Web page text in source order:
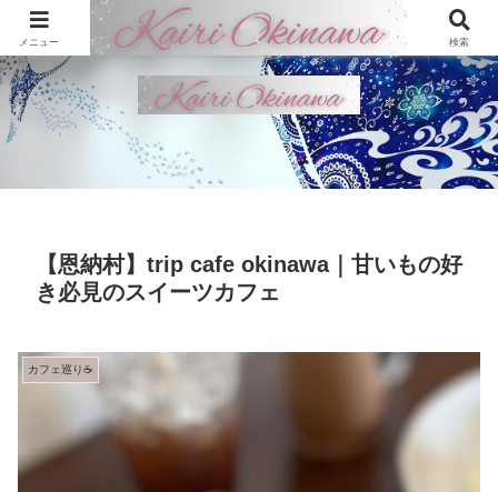
【恩納村】trip cafe okinawa｜甘いもの好
き必見のスイーツカフェ
カフェ巡り☕
メニュー 検索